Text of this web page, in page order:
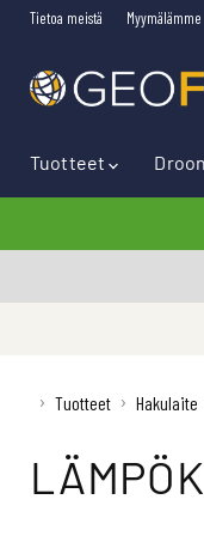
Tietoa meistä Myymälämme
Tuotteet
› Tuotteet › Hakulaite